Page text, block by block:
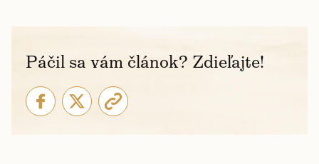
Páčil sa vám článok? Zdieľajte!